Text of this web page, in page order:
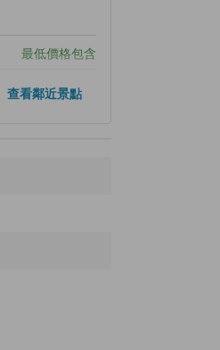
最低價格包含
查看鄰近景點